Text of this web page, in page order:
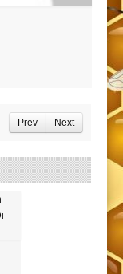
Prev Next